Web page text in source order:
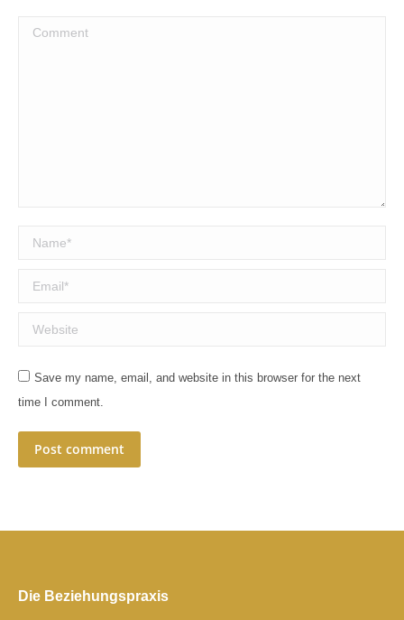
Comment
Name *
Email *
Website
Save my name, email, and website in this browser for the next
time I comment.
Post comment
Die Beziehungspraxis